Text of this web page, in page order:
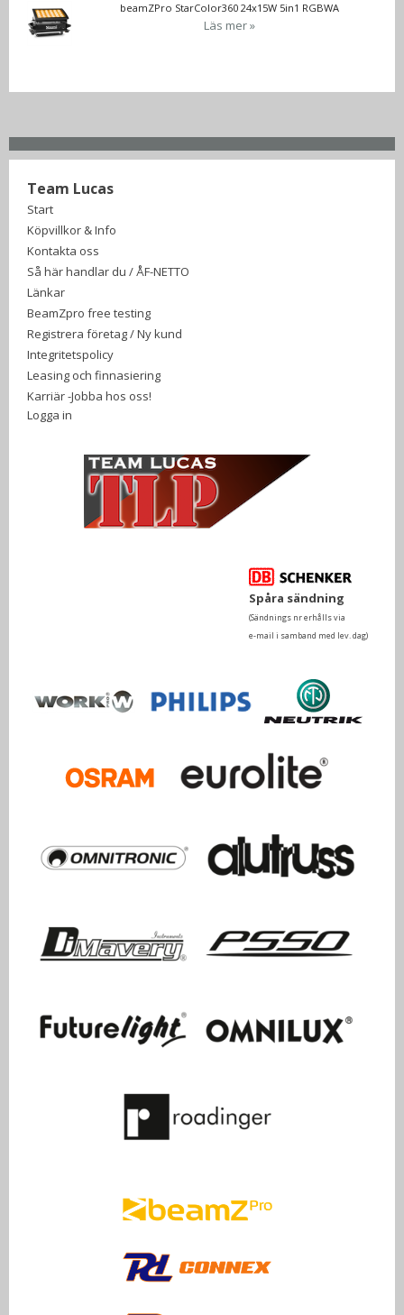
beamZPro StarColor360 24x15W 5in1 RGBWA
Läs mer »
Team Lucas
Start
Köpvillkor & Info
Kontakta oss
Så här handlar du / ÅF-NETTO
Länkar
BeamZpro free testing
Registrera företag / Ny kund
Integritetspolicy
Leasing och finnasiering
Karriär -Jobba hos oss!
Logga in
Spåra sändning
(Sändnings nr erhålls via
e-mail i samband med lev. dag)